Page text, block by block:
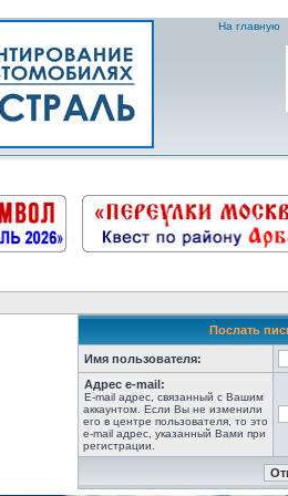
На главную
Послать
Имя пользователя:
Адрес e-mail:
E-mail адрес, связанный с Вашим
аккаунтом. Если Вы не изменили
его в центре пользователя, то это
e-mail адрес, указанный Вами при
регистрации.